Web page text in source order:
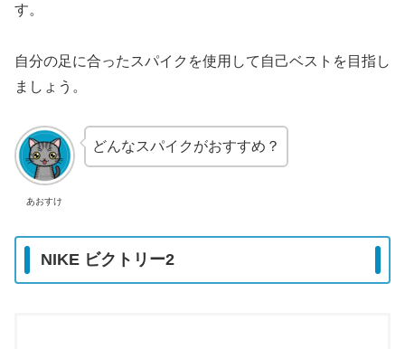
す。
自分の足に合ったスパイクを使用して自己ベストを目指し
ましょう。
あおすけ
どんなスパイクがおすすめ？
NIKE ビクトリー2